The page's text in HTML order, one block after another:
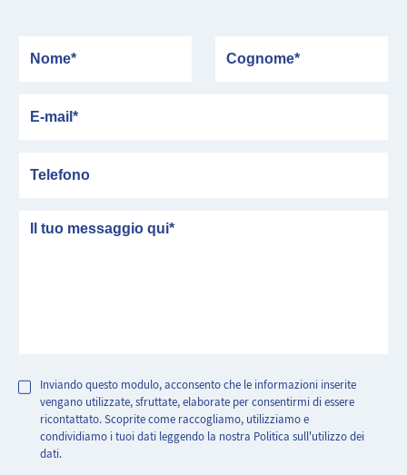
messaggio
Inviando questo modulo, acconsento che le informazioni inserite
vengano utilizzate, sfruttate, elaborate per consentirmi di essere
ricontattato. Scoprite come raccogliamo, utilizziamo e
condividiamo i tuoi dati leggendo la nostra Politica sull'utilizzo dei
dati.